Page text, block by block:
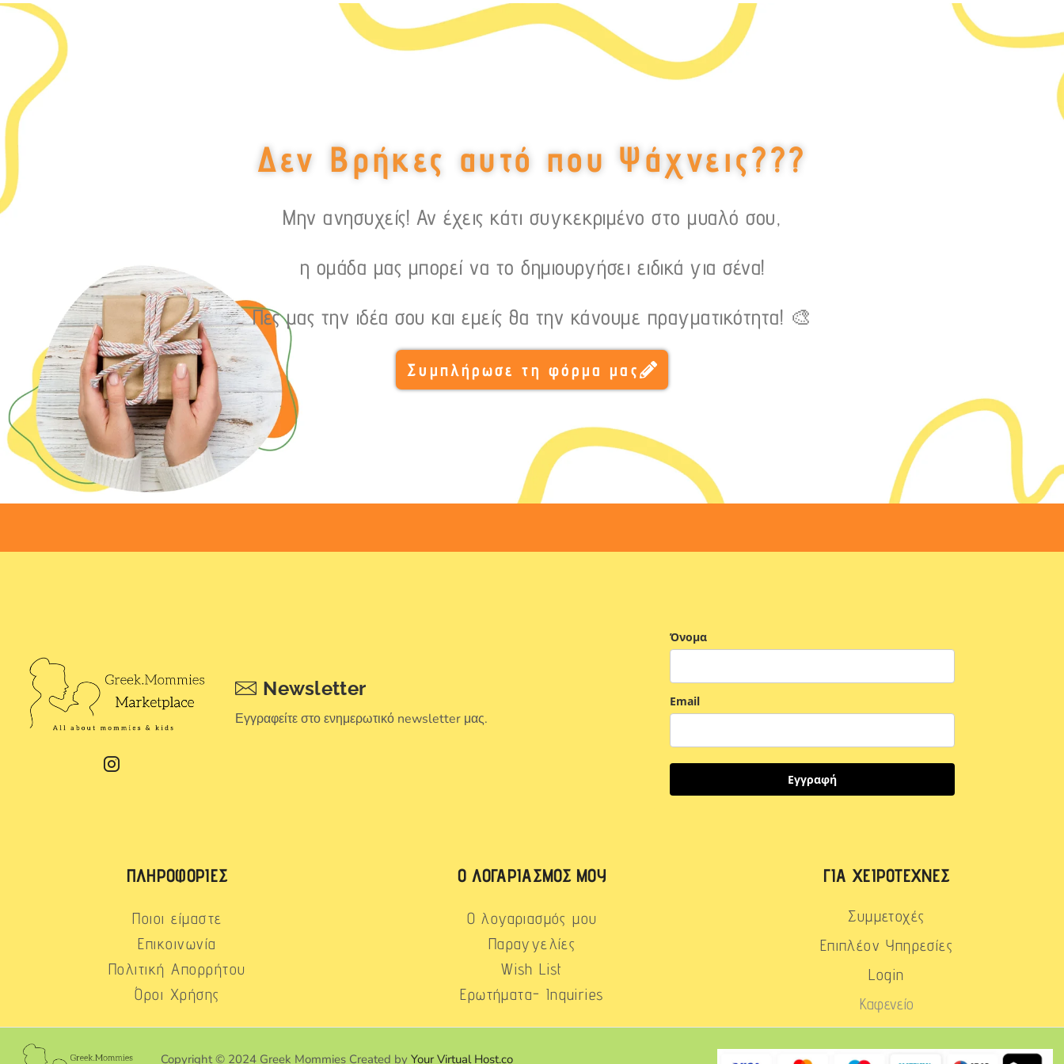
Δεν Βρήκες αυτό που Ψάχνεις???
Μην ανησυχείς! Αν έχεις κάτι συγκεκριμένο στο μυαλό σου,
η ομάδα μας μπορεί να το δημιουργήσει ειδικά για σένα!
Πες μας την ιδέα σου και εμείς θα την κάνουμε πραγματικότητα! 🎨
Συμπλήρωσε τη φόρμα μας
Newsletter
Εγγραφείτε στο ενημερωτικό newsletter μας.
Όνομα
Email
Εγγραφή
ΠΛΗΡΟΦΟΡΊΕΣ
Ποιοι είμαστε
Επικοινωνία
Πολιτική Απορρήτου
Όροι Χρήσης
Ο ΛΟΓΑΡΙΑΣΜΌΣ ΜΟΥ
Ο λογαριασμός μου
Παραγγελίες
Wish List
Ερωτήματα- Inquiries
ΓΙΑ ΧΕΙΡΟΤΈΧΝΕΣ
Συμμετοχές
Επιπλέον Υπηρεσίες
Login
Καφενείο
Copyright © 2024 Greek Mommies Created byYour Virtual Host.co